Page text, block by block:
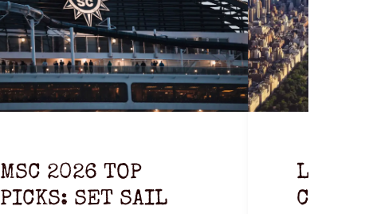
MSC 2026 TOP
PICKS: SET SAIL
LET